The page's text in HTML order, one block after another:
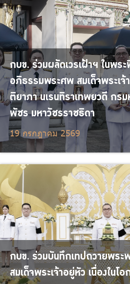
กบข. ร่วมผลัดเวรเฝ้าฯ ในพร
อภิธรรมพระศพ สมเด็จพระเจ้
ติยาภา นเรนทิราเทพยวดี กร
พัชร มหาวัชรราชธิดา
19 กรกฎาคม 2569
กบข. ร่วมบันทึกเทปถวายพระ
สมเด็จพระเจ้าอยู่หัว เนื่องในโอ